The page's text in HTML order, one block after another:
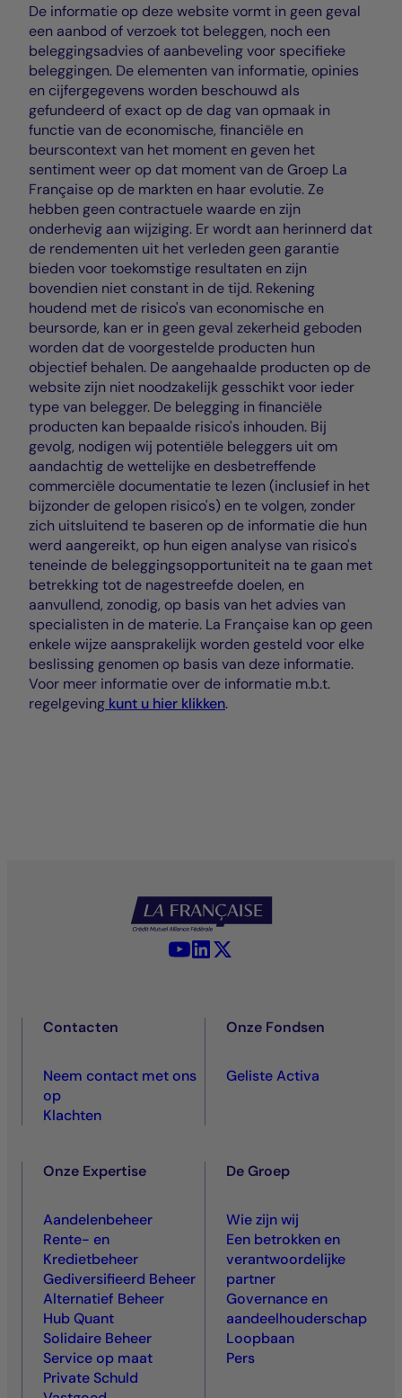
De informatie op deze website vormt in geen geval
een aanbod of verzoek tot beleggen, noch een
beleggingsadvies of aanbeveling voor specifieke
beleggingen. De elementen van informatie, opinies
en cijfergegevens worden beschouwd als
gefundeerd of exact op de dag van opmaak in
functie van de economische, financiële en
beurscontext van het moment en geven het
sentiment weer op dat moment van de Groep La
Française op de markten en haar evolutie. Ze
hebben geen contractuele waarde en zijn
onderhevig aan wijziging. Er wordt aan herinnerd dat
de rendementen uit het verleden geen garantie
bieden voor toekomstige resultaten en zijn
bovendien niet constant in de tijd. Rekening
houdend met de risico's van economische en
beursorde, kan er in geen geval zekerheid geboden
worden dat de voorgestelde producten hun
objectief behalen. De aangehaalde producten op de
website zijn niet noodzakelijk gesschikt voor ieder
type van belegger. De belegging in financiële
producten kan bepaalde risico's inhouden. Bij
gevolg, nodigen wij potentiële beleggers uit om
aandachtig de wettelijke en desbetreffende
commerciële documentatie te lezen (inclusief in het
bijzonder de gelopen risico's) en te volgen, zonder
zich uitsluitend te baseren op de informatie die hun
werd aangereikt, op hun eigen analyse van risico's
teneinde de beleggingsopportuniteit na te gaan met
betrekking tot de nagestreefde doelen, en
aanvullend, zonodig, op basis van het advies van
specialisten in de materie. La Française kan op geen
enkele wijze aansprakelijk worden gesteld voor elke
beslissing genomen op basis van deze informatie.
Voor meer informatie over de informatie m.b.t.
regelgeving kunt u hier klikken.
YouTube - La Française
LinkedIn - La Française
Contacten
Neem contact met ons
op
Klachten
Onze Fondsen
Geliste Activa
Onze Expertise
Aandelenbeheer
Rente- en
Kredietbeheer
Gediversifieerd Beheer
Alternatief Beheer
Hub Quant
Solidaire Beheer
Service op maat
Private Schuld
De Groep
Wie zijn wij
Een betrokken en
verantwoordelijke
partner
Governance en
aandeelhouderschap
Loopbaan
Pers